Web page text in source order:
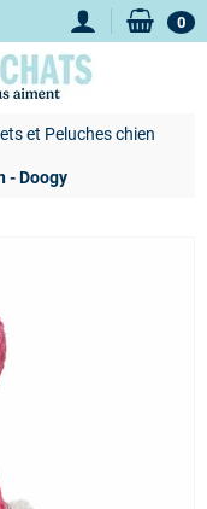
0
et Peluches chien
- Doogy